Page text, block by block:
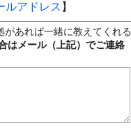
ルアドレス 】
あれば一緒に教えてくれる
はメール（上記）でご連絡